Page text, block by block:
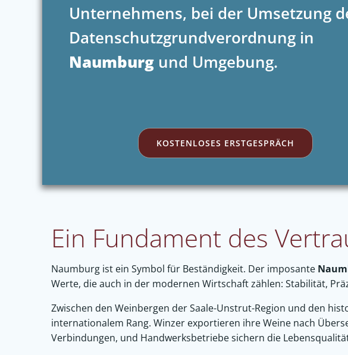
Unternehmens, bei der Umsetzung
Datenschutzgrundverordnung in
Naumburg und Umgebung.
KOSTENLOSES ERSTGESPRÄCH
Ein Fundament des
Naumburg ist ein Symbol für Beständigkeit. Der imposante
Werte, die auch in der modernen Wirtschaft zählen: Stabilität,
Zwischen den Weinbergen der Saale-Unstrut-Region und den
internationalem Rang. Winzer exportieren ihre Weine nach
Verbindungen, und Handwerksbetriebe sichern die